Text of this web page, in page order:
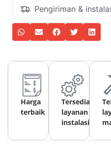
Pengiriman &
Harga
terbaik
Tersedia
layanan
instalasi